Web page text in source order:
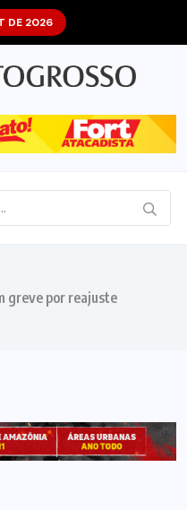
DE 2026
greve por reajuste